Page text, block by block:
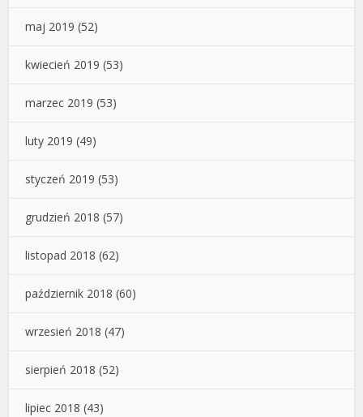
maj 2019 (52)
kwiecień 2019 (53)
marzec 2019 (53)
luty 2019 (49)
styczeń 2019 (53)
grudzień 2018 (57)
listopad 2018 (62)
październik 2018 (60)
wrzesień 2018 (47)
sierpień 2018 (52)
lipiec 2018 (43)